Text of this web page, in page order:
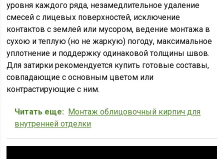
уровня каждого ряда, незамедлительное удаление
смесей с лицевых поверхностей, исключение
контактов с землей или мусором, ведение монтажа в
сухою и теплую (но не жаркую) погоду, максимальное
уплотнение и поддержку одинаковой толщины швов.
Для затирки рекомендуется купить готовые составы,
совпадающие с основным цветом или
контрастирующие с ним.
Читать еще: Монтаж облицовочный кирпич для
внутренней отделки